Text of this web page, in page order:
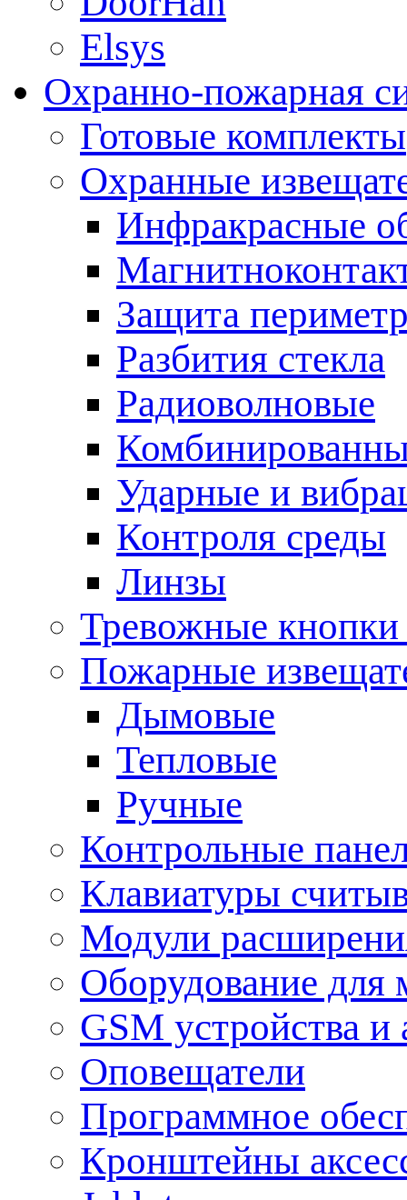
Elsys
Охранно-пожарная
Готовые комплекты
Охранные
Инфракрасные
Защита
Разбития стекла
Радиоволновые
Ударные и
Контроля среды
Линзы
Тревожные кнопки
Пожарные
Дымовые
Тепловые
Ручные
Контрольные
Клавиатуры
Модули
Оборудование для
GSM устройства и
Оповещатели
Программное
Кронштейны